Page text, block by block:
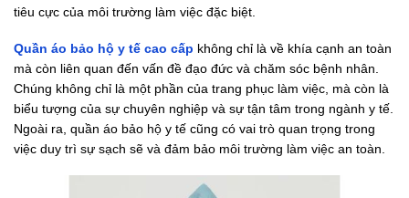
tiêu cực của môi trường làm việc đặc biệt.
Quần áo bảo hộ y tế cao cấp không chỉ là về khía cạnh an toàn
mà còn liên quan đến vấn đề đạo đức và chăm sóc bệnh nhân.
Chúng không chỉ là một phần của trang phục làm việc, mà còn là
biểu tượng của sự chuyên nghiệp và sự tận tâm trong ngành y tế.
Ngoài ra, quần áo bảo hộ y tế cũng có vai trò quan trọng trong
việc duy trì sự sạch sẽ và đảm bảo môi trường làm việc an toàn.